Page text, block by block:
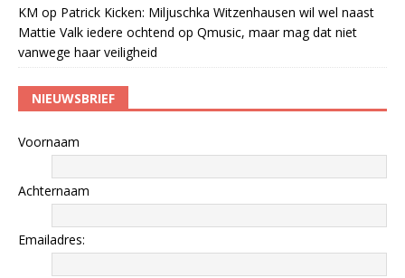
KM op Patrick Kicken: Miljuschka Witzenhausen wil wel naast
Mattie Valk iedere ochtend op Qmusic, maar mag dat niet
vanwege haar veiligheid
NIEUWSBRIEF
Voornaam
Achternaam
Emailadres: